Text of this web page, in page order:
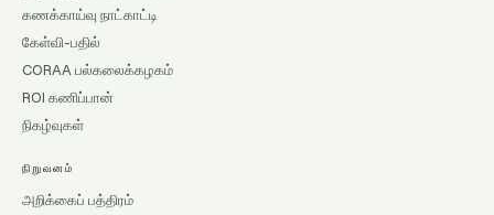
கணக்காய்வு நாட்காட்டி
கேள்வி-பதில்
CORAA பல்கலைக்கழகம்
ROI கணிப்பான்
நிகழ்வுகள்
நிறுவனம்
அறிக்கைப் பத்திரம்